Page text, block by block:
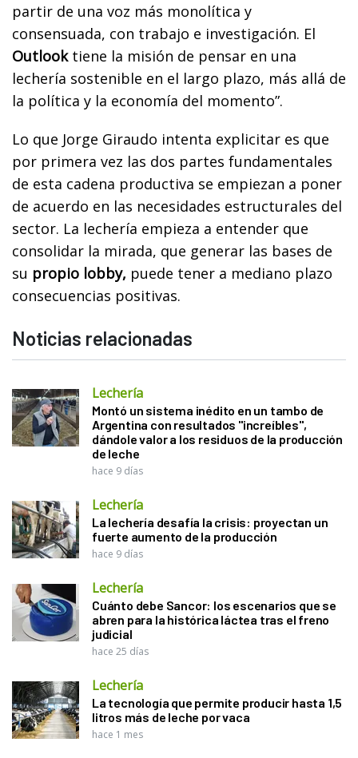
partir de una voz más monolítica y
consensuada, con trabajo e investigación. El
Outlooktiene la misión de pensar en una
lechería sostenible en el largo plazo, más allá de
la política y la economía del momento”.
Lo que Jorge Giraudo intenta explicitar es que
por primera vez las dos partes fundamentales
de esta cadena productiva se empiezan a poner
de acuerdo en las necesidades estructurales del
sector. La lechería empieza a entender que
consolidar la mirada, que generar las bases de
su propio lobby, puede tener a mediano plazo
consecuencias positivas.
Noticias relacionadas
Lechería
Montó un sistema inédito en un tambo de
Argentina con resultados "increíbles",
dándole valor a los residuos de la producción
de leche
hace 9 días
Lechería
La lechería desafía la crisis: proyectan un
fuerte aumento de la producción
hace 9 días
Lechería
Cuánto debe Sancor: los escenarios que se
abren para la histórica láctea tras el freno
judicial
hace 25 días
Lechería
La tecnología que permite producir hasta 1,5
litros más de leche por vaca
hace 1 mes